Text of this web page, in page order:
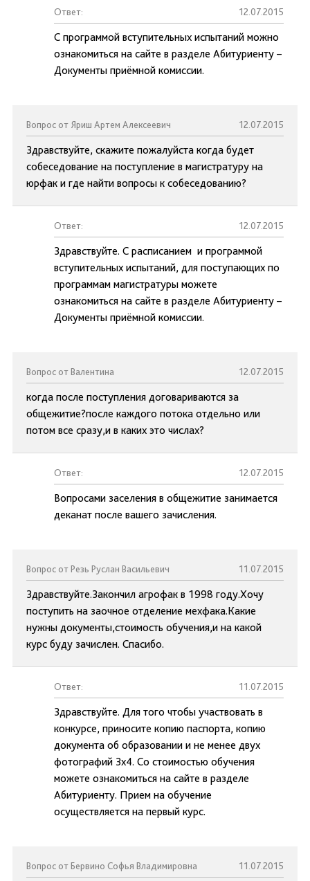
Ответ: 12.07.2015
С программой вступительных испытаний можно
ознакомиться на сайте в разделе Абитуриенту –
Документы приёмной комиссии.
Вопрос от Яриш Артем Алексеевич 12.07.2015
Здравствуйте, скажите пожалуйста когда будет
собеседование на поступление в магистратуру на
юрфак и где найти вопросы к собеседованию?
Ответ: 12.07.2015
Здравствуйте. С расписанием и программой
вступительных испытаний, для поступающих по
программам магистратуры можете
ознакомиться на сайте в разделе Абитуриенту –
Документы приёмной комиссии.
Вопрос от Валентина 12.07.2015
когда после поступления договариваются за
общежитие?после каждого потока отдельно или
потом все сразу,и в каких это числах?
Ответ: 12.07.2015
Вопросами заселения в общежитие занимается
деканат после вашего зачисления.
Вопрос от Резь Руслан Васильевич 11.07.2015
Здравствуйте.Закончил агрофак в 1998 году.Хочу
поступить на заочное отделение мехфака.Какие
нужны документы,стоимость обучения,и на какой
курс буду зачислен. Спасибо.
Ответ: 11.07.2015
Здравствуйте. Для того чтобы участвовать в
конкурсе, приносите копию паспорта, копию
документа об образовании и не менее двух
фотографий 3х4. Со стоимостью обучения
можете ознакомиться на сайте в разделе
Абитуриенту. Прием на обучение
осуществляется на первый курс.
Вопрос от Бервино Софья Владимировна 11.07.2015